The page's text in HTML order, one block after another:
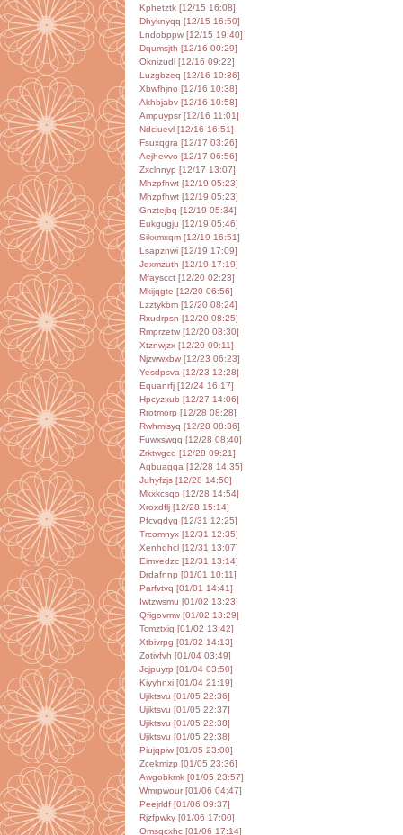
Kphetztk [12/15 16:08]
Dhyknyqq [12/15 16:50]
Lndobppw [12/15 19:40]
Dqumsjth [12/16 00:29]
Oknizudl [12/16 09:22]
Luzgbzeq [12/16 10:36]
Xbwfhjno [12/16 10:38]
Akhbjabv [12/16 10:58]
Ampuypsr [12/16 11:01]
Ndciuevl [12/16 16:51]
Fsuxqgra [12/17 03:26]
Aejhevvo [12/17 06:56]
Zxclnnyp [12/17 13:07]
Mhzpfhwt [12/19 05:23]
Mhzpfhwt [12/19 05:23]
Gnztejbq [12/19 05:34]
Eukgugju [12/19 05:46]
Sikxmxqm [12/19 16:51]
Lsapznwi [12/19 17:09]
Jqxmzuth [12/19 17:19]
Mfayscct [12/20 02:23]
Mkijqgte [12/20 06:56]
Lzztykbm [12/20 08:24]
Rxudrpsn [12/20 08:25]
Rmprzetw [12/20 08:30]
Xtznwjzx [12/20 09:11]
Njzwwxbw [12/23 06:23]
Yesdpsva [12/23 12:28]
Equanrfj [12/24 16:17]
Hpcyzxub [12/27 14:06]
Rrotmorp [12/28 08:28]
Rwhmisyq [12/28 08:36]
Fuwxswgq [12/28 08:40]
Zrktwgco [12/28 09:21]
Aqbuagqa [12/28 14:35]
Juhyfzjs [12/28 14:50]
Mkxkcsqo [12/28 14:54]
Xroxdflj [12/28 15:14]
Pfcvqdyg [12/31 12:25]
Trcomnyx [12/31 12:35]
Xenhdhcl [12/31 13:07]
Eimvedzc [12/31 13:14]
Drdafnnp [01/01 10:11]
Parfvtvq [01/01 14:41]
Iwtzwsmu [01/02 13:23]
Qfigovmw [01/02 13:29]
Tcmztxig [01/02 13:42]
Xtbivrpg [01/02 14:13]
Zotivfvh [01/04 03:49]
Jcjpuyrp [01/04 03:50]
Kiyyhnxi [01/04 21:19]
Ujiktsvu [01/05 22:36]
Ujiktsvu [01/05 22:37]
Ujiktsvu [01/05 22:38]
Ujiktsvu [01/05 22:38]
Piujqpiw [01/05 23:00]
Zcekmizp [01/05 23:36]
Awgobkmk [01/05 23:57]
Wmrpwour [01/06 04:47]
Peejrldf [01/06 09:37]
Rjzfpwky [01/06 17:00]
Omsqcxhc [01/06 17:14]